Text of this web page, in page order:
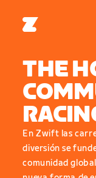
THE
En Zwift las
diversión se
comunidad